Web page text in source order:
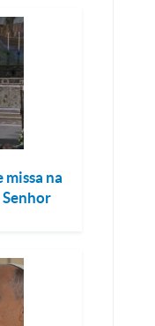
missa na
Senhor